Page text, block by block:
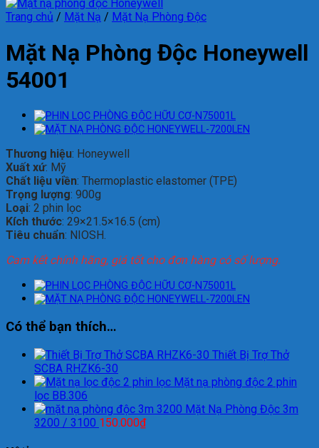
Trang chủ / Mặt Nạ / Mặt Nạ Phòng Độc
Mặt Nạ Phòng Độc Honeywell
54001
Thương hiệu: Honeywell
Xuất xứ: Mỹ
Chất liệu viền: Thermoplastic elastomer (TPE)
Trọng lượng: 900g
Loại: 2 phin lọc
Kích thước: 29×21.5×16.5 (cm)
Tiêu chuẩn: NIOSH.
Cam kết chính hãng, giá tốt cho đơn hàng có số lượng.
Có thể bạn thích…
Thiết Bị Trợ Thở
SCBA RHZK6-30
Mặt nạ phòng độc 2 phin
lọc BB.306
Mặt Nạ Phòng Độc 3m
3200 / 3100 150.000₫